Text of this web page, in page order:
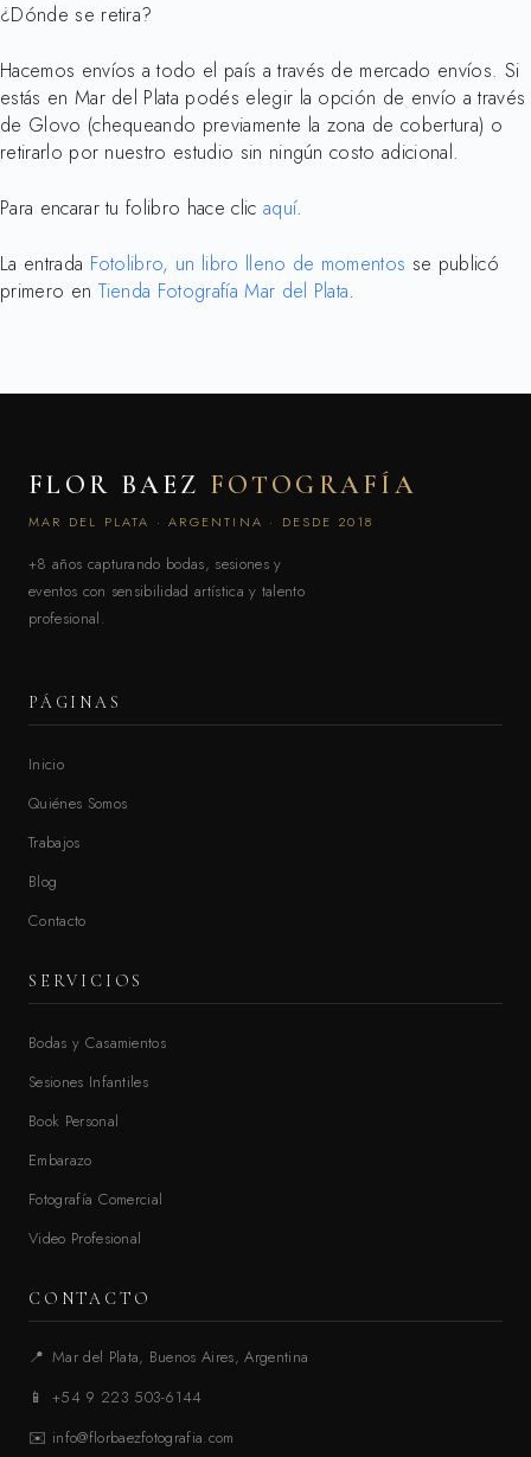
¿Dónde se retira?
Hacemos envíos a todo el país a través de mercado envíos. Si
estás en Mar del Plata podés elegir la opción de envío a través
de Glovo (chequeando previamente la zona de cobertura) o
retirarlo por nuestro estudio sin ningún costo adicional.
Para encarar tu folibro hace clic aquí.
La entrada Fotolibro, un libro lleno de momentos se publicó
primero en Tienda Fotografía Mar del Plata.
FLOR BAEZ FOTOGRAFÍA
MAR DEL PLATA · ARGENTINA · DESDE 2018
+8 años capturando bodas, sesiones y
eventos con sensibilidad artística y talento
profesional.
PÁGINAS
Inicio
Quiénes Somos
Trabajos
Blog
Contacto
SERVICIOS
Bodas y Casamientos
Sesiones Infantiles
Book Personal
Embarazo
Fotografía Comercial
Video Profesional
CONTACTO
📍 Mar del Plata, Buenos Aires, Argentina
📱
+54 9 223 503-6144
✉️ info@florbaezfotografia.com